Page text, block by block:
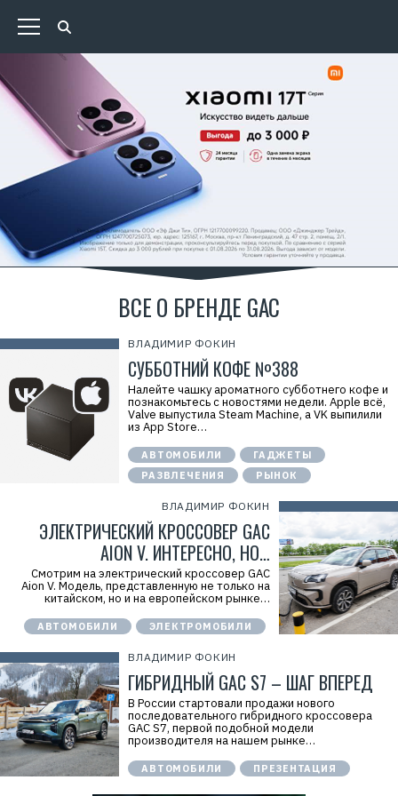
ВСЕ О БРЕНДЕ GAC
ВЛАДИМИР ФОКИН
СУББОТНИЙ КОФЕ №388
Налейте чашку ароматного субботнего кофе и
познакомьтесь с новостями недели. Apple всё,
Valve выпустила Steam Machine, а VK выпилили
из App Store…
АВТОМОБИЛИ
ГАДЖЕТЫ
РАЗВЛЕЧЕНИЯ
РЫНОК
ВЛАДИМИР ФОКИН
ЭЛЕКТРИЧЕСКИЙ КРОССОВЕР GAC
AION V. ИНТЕРЕСНО, НО…
Смотрим на электрический кроссовер GAC
Aion V. Модель, представленную не только на
китайском, но и на европейском рынке…
АВТОМОБИЛИ ЭЛЕКТРОМОБИЛИ
ВЛАДИМИР ФОКИН
ГИБРИДНЫЙ GAC S7 – ШАГ ВПЕРЕД
В России стартовали продажи нового
последовательного гибридного кроссовера
GAC S7, первой подобной модели
производителя на нашем рынке…
АВТОМОБИЛИ ПРЕЗЕНТАЦИЯ